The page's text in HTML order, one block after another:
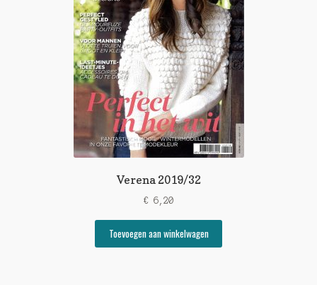
Verena 2019/32
€ 6,20
Toevoegen aan winkelwagen